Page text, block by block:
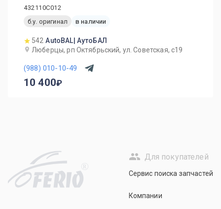
432110C012
б.у. оригинал
в наличии
542 AutoBAL| АутоБАЛ
Люберцы, рп Октябрьский, ул. Советская, с19
(988) 010-10-49
10 400
R
Для покупателей
Сервис поиска запчастей
Компании